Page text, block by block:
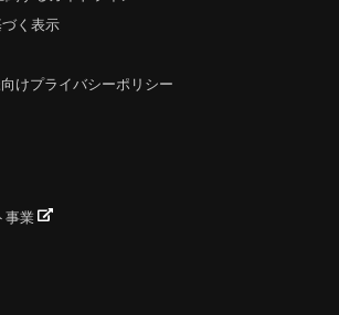
く表示
けプライバシーポリシー
事業